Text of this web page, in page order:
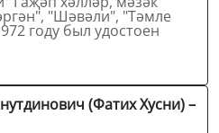
"Шәвәли", "Тәмле
году был удостоен
(Фатих Хусни) –